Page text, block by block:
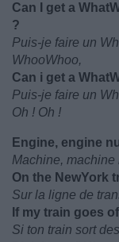
Can I get a
?
Puis-je faire un
WhooWhoo,
Can i get a
Puis-je faire un
Oh ! Oh !
Engine, engine
Machine, machine
On the NewYork
Sur la ligne de
If my train goes
Si ton train sort